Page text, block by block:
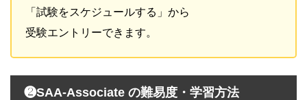
「試験をスケジュールする」から
受験エントリーできます。
❷SAA-Associate の難易度・学習方法